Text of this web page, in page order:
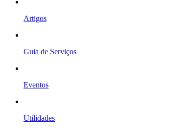
Artigos
Guia de Serviços
Eventos
Utilidades